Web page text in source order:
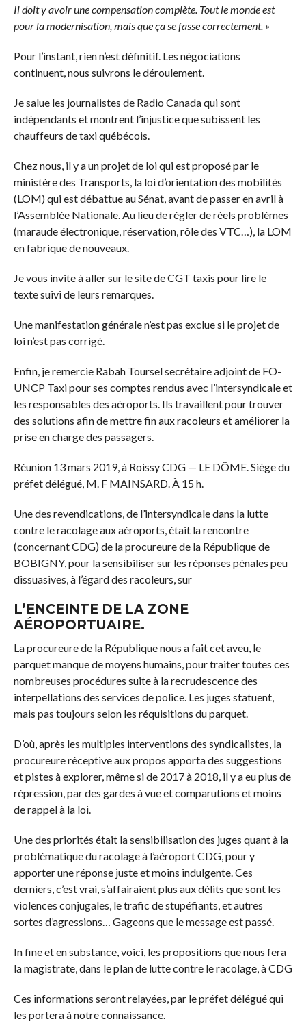
Il doit y avoir une compensation complète. Tout le monde est
pour la modernisation, mais que ça se fasse correctement. »
Pour l’instant, rien n’est définitif. Les négociations
continuent, nous suivrons le déroulement.
Je salue les journalistes de Radio Canada qui sont
indépendants et montrent l’injustice que subissent les
chauffeurs de taxi québécois.
Chez nous, il y a un projet de loi qui est proposé par le
ministère des Transports, la loi d’orientation des mobilités
(LOM) qui est débattue au Sénat, avant de passer en avril à
l’Assemblée Nationale. Au lieu de régler de réels problèmes
(maraude électronique, réservation, rôle des VTC…), la LOM
en fabrique de nouveaux.
Je vous invite à aller sur le site de CGT taxis pour lire le
texte suivi de leurs remarques.
Une manifestation générale n’est pas exclue si le projet de
loi n’est pas corrigé.
Enfin, je remercie Rabah Toursel secrétaire adjoint de FO-
UNCP Taxi pour ses comptes rendus avec l’intersyndicale et
les responsables des aéroports. Ils travaillent pour trouver
des solutions afin de mettre fin aux racoleurs et améliorer la
prise en charge des passagers.
Réunion 13 mars 2019, à Roissy CDG — LE DÔME. Siège du
préfet délégué, M. F MAINSARD. À 15 h.
Une des revendications, de l’intersyndicale dans la lutte
contre le racolage aux aéroports, était la rencontre
(concernant CDG) de la procureure de la République de
BOBIGNY, pour la sensibiliser sur les réponses pénales peu
dissuasives, à l’égard des racoleurs, sur
L’ENCEINTE DE LA ZONE
AÉROPORTUAIRE.
La procureure de la République nous a fait cet aveu, le
parquet manque de moyens humains, pour traiter toutes ces
nombreuses procédures suite à la recrudescence des
interpellations des services de police. Les juges statuent,
mais pas toujours selon les réquisitions du parquet.
D’où, après les multiples interventions des syndicalistes, la
procureure réceptive aux propos apporta des suggestions
et pistes à explorer, même si de 2017 à 2018, il y a eu plus de
répression, par des gardes à vue et comparutions et moins
de rappel à la loi.
Une des priorités était la sensibilisation des juges quant à la
problématique du racolage à l’aéroport CDG, pour y
apporter une réponse juste et moins indulgente. Ces
derniers, c’est vrai, s’affairaient plus aux délits que sont les
violences conjugales, le trafic de stupéfiants, et autres
sortes d’agressions… Gageons que le message est passé.
In fine et en substance, voici, les propositions que nous fera
la magistrate, dans le plan de lutte contre le racolage, à CDG
Ces informations seront relayées, par le préfet délégué qui
les portera à notre connaissance.